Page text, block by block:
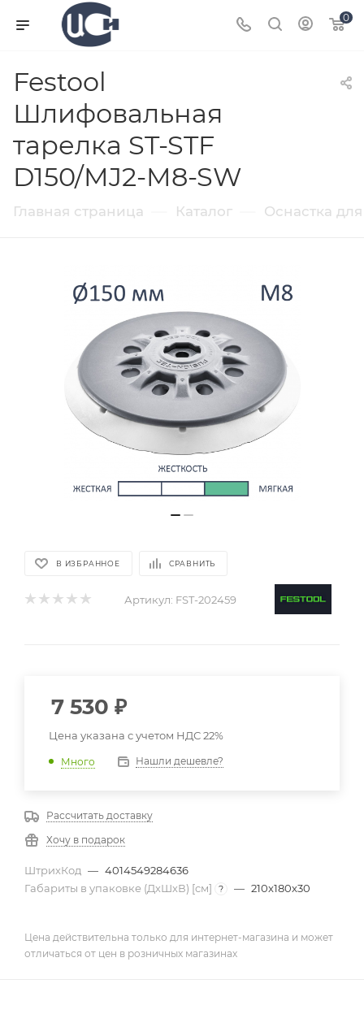
0
Festool
Шлифовальная
тарелка ST-STF
D150/MJ2-M8-SW
Главная страница Каталог Оснастка
В ИЗБРАННОЕ СРАВНИТЬ
Артикул: FST-202459
7 530 ₽
Цена указана с учетом НДС 22%
Много Нашли дешевле?
Рассчитать доставку
Хочу в подарок
ШтрихКод — 4014549284636
Габариты в упаковке (ДхШхВ) [cм]
? — 210x180x30
Цена действительна только для интернет-магазина и может
отличаться от цен в розничных магазинах